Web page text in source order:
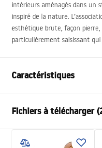
intérieurs aménagés dans un
inspiré de la nature.
esthétique brute, façon
particulièrement saisissant
Caractéristiques
Matériel
Couleur
Fichiers à télécharger
Instructions de